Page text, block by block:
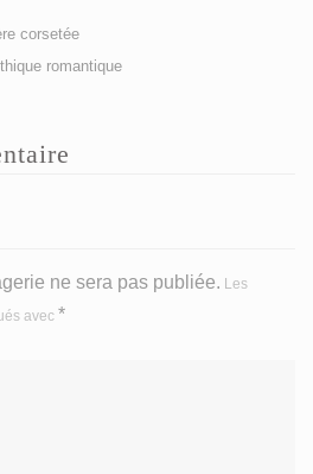
corsetée
romantique
ne sera pas publiée. Les
avec *